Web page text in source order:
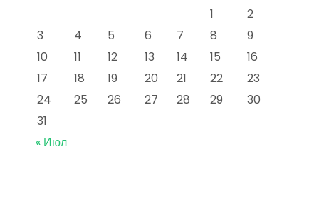
1
2
3
4 5 6 7 8
9
10
11 12 13 14 15
16
17
18 19 20 21 22
23
24
25 26 27 28 29
30
31
« Июл